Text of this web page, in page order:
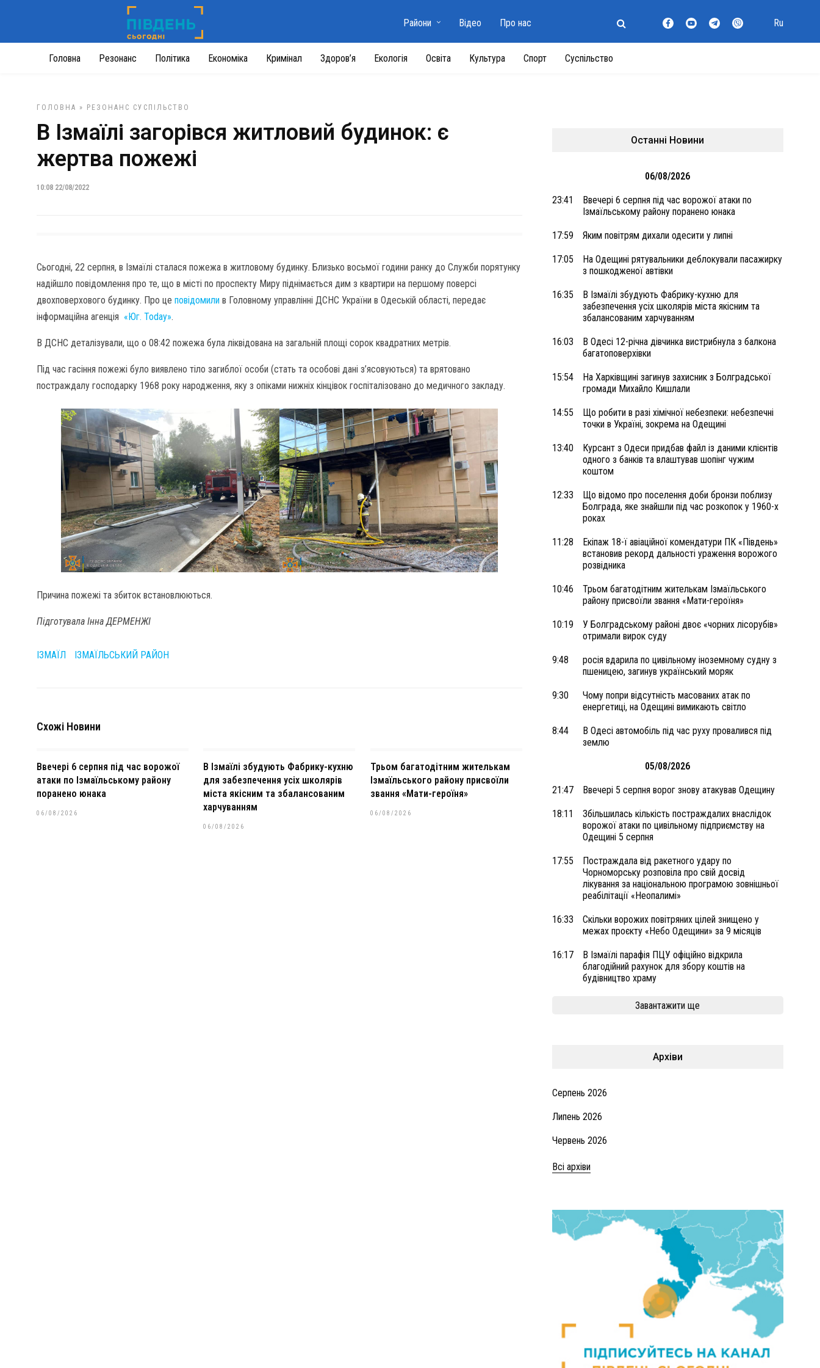
Головна Резонанс Політика Економіка Кримінал Здоров’я Екологія Освіта Культура Спорт Суспільство
Райони Відео Про нас Ru
ГОЛОВНА » РЕЗОНАНС СУСПІЛЬСТВО
В Ізмаїлі загорівся житловий будинок: є
жертва пожежі
10:08 22/08/2022
Сьогодні, 22 серпня, в Ізмаїлі сталася пожежа в житловому будинку. Близько восьмої години ранку до Служби порятунку
надійшло повідомлення про те, що в місті по проспекту Миру піднімається дим з квартири на першому поверсі
двохповерхового будинку. Про це повідомили в Головному управлінні ДСНС України в Одеській області, передає
інформаційна агенція «Юг. Today».
В ДСНС деталізували, що о 08:42 пожежа була ліквідована на загальній площі сорок квадратних метрів.
Під час гасіння пожежі було виявлено тіло загиблої особи (стать та особові дані з’ясовуються) та врятовано
постраждалу господарку 1968 року народження, яку з опіками нижніх кінцівок госпіталізовано до медичного закладу.
Причина пожежі та збиток встановлюються.
Підготувала Інна ДЕРМЕНЖІ
ІЗМАЇЛ ІЗМАЇЛЬСЬКИЙ РАЙОН
Схожі Новини
Ввечері 6 серпня під час ворожої
атаки по Ізмаїльському району
поранено юнака
06/08/2026
В Ізмаїлі збудують Фабрику-кухню
для забезпечення усіх школярів
міста якісним та збалансованим
харчуванням
06/08/2026
Трьом багатодітним жителькам
Ізмаїльського району присвоїли
звання «Мати-героїня»
06/08/2026
Останні Новини
06/08/2026
23:41
Ввечері 6 серпня під час ворожої атаки по
Ізмаїльському району поранено юнака
17:59 Яким повітрям дихали одесити у липні
17:05
На Одещині рятувальники деблокували пасажирку
з пошкодженої автівки
16:35
В Ізмаїлі збудують Фабрику-кухню для
забезпечення усіх школярів міста якісним та
збалансованим харчуванням
16:03
В Одесі 12-річна дівчинка вистрибнула з балкона
багатоповерхівки
15:54
На Харківщині загинув захисник з Болградської
громади Михайло Кишлали
14:55
Що робити в разі хімічної небезпеки: небезпечні
точки в Україні, зокрема на Одещині
13:40
Курсант з Одеси придбав файл із даними клієнтів
одного з банків та влаштував шопінг чужим
коштом
12:33
Що відомо про поселення доби бронзи поблизу
Болграда, яке знайшли під час розкопок у 1960-х
роках
11:28
Екіпаж 18-ї авіаційної комендатури ПК «Південь»
встановив рекорд дальності ураження ворожого
розвідника
10:46
Трьом багатодітним жителькам Ізмаїльського
району присвоїли звання «Мати-героїня»
10:19
У Болградському районі двоє «чорних лісорубів»
отримали вирок суду
9:48
росія вдарила по цивільному іноземному судну з
пшеницею, загинув український моряк
9:30
Чому попри відсутність масованих атак по
енергетиці, на Одещині вимикають світло
8:44
В Одесі автомобіль під час руху провалився під
землю
05/08/2026
21:47 Ввечері 5 серпня ворог знову атакував Одещину
18:11
Збільшилась кількість постраждалих внаслідок
ворожої атаки по цивільному підприємству на
Одещині 5 серпня
17:55
Постраждала від ракетного удару по
Чорноморську розповіла про свій досвід
лікування за національною програмою зовнішньої
реабілітації «Неопалимі»
16:33
Скільки ворожих повітряних цілей знищено у
межах проєкту «Небо Одещини» за 9 місяців
16:17
В Ізмаїлі парафія ПЦУ офіційно відкрила
благодійний рахунок для збору коштів на
будівництво храму
Завантажити ще
Архіви
Серпень 2026
Липень 2026
Червень 2026
Всі архіви